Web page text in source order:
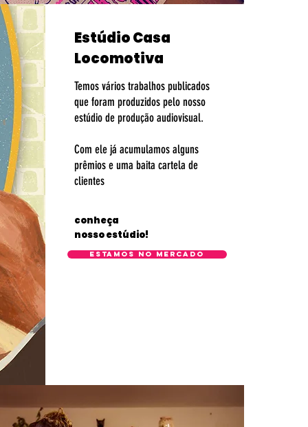
Estúdio Casa
Locomotiva
Temos vários trabalhos publicados
que foram produzidos pelo nosso
estúdio de produção audiovisual.
​Com ele já acumulamos alguns
prêmios e uma baita cartela de
clientes
conheça
nosso estúdio!
estamos no mercado